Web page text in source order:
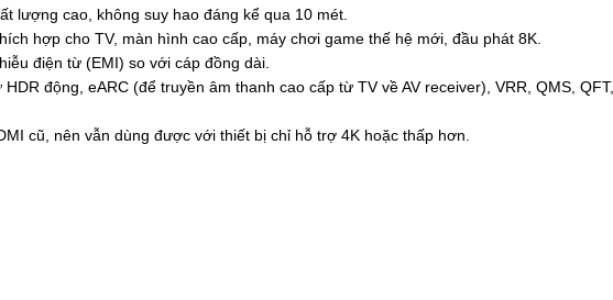
lượng cao, không suy hao đáng kể qua 10 mét.
hợp cho TV, màn hình cao cấp, máy chơi game thế hệ mới, đầu phát 8K.
điện từ (EMI) so với cáp đồng dài.
động, eARC (để truyền âm thanh cao cấp từ TV về AV receiver), VRR, QMS, QFT,
cũ, nên vẫn dùng được với thiết bị chỉ hỗ trợ 4K hoặc thấp hơn.